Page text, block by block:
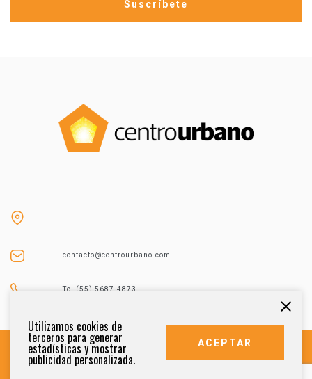
contacto@centrourbano.com
Tel (55) 5687-4873
Utilizamos cookies de
terceros para generar
estadísticas y mostrar
publicidad personalizada.
ACEPTAR